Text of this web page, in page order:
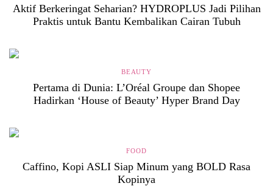
Aktif Berkeringat Seharian? HYDROPLUS Jadi Pilihan
Praktis untuk Bantu Kembalikan Cairan Tubuh
BEAUTY
Pertama di Dunia: L’Oréal Groupe dan Shopee
Hadirkan ‘House of Beauty’ Hyper Brand Day
FOOD
Caffino, Kopi ASLI Siap Minum yang BOLD Rasa
Kopinya